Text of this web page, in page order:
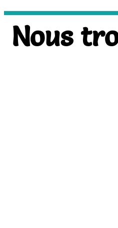
Nous